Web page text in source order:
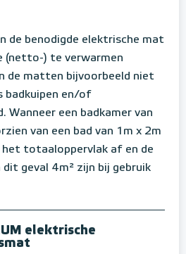
de benodigde elektrische mat
(netto-) te verwarmen
de matten bijvoorbeeld niet
badkuipen en/of
Wanneer een badkamer van
van een bad van 1m x 2m
het totaaloppervlak af en de
geval 4m² zijn bij gebruik
elektrische